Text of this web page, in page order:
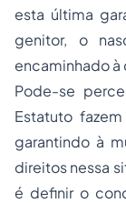
esta última
genitor, o
encaminhado à
Pode-se
Estatuto
garantindo à
direitos nessa
é definir o